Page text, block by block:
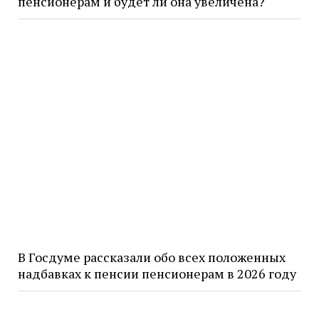
В Госдуме рассказали обо всех положенных
надбавках к пенсии пенсионерам в 2026 году